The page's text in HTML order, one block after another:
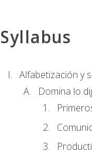
Syllabus
Alfabetización y
Domina lo